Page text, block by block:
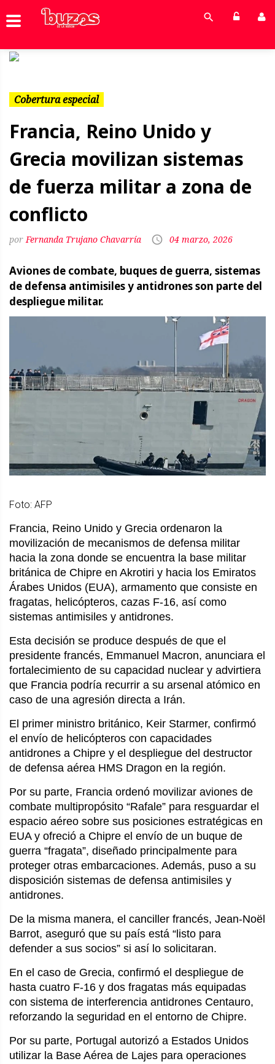
Cobertura especial
Francia, Reino Unido y
Grecia movilizan sistemas
de fuerza militar a zona de
conflicto
Fernanda Trujano Chavarría 04 marzo, 2026
Aviones de combate, buques de guerra, sistemas
de defensa antimisiles y antidrones son parte del
despliegue militar.
Foto: AFP
Francia, Reino Unido y Grecia ordenaron la
movilización de mecanismos de defensa militar
hacia la zona donde se encuentra la base militar
británica de Chipre en Akrotiri y hacia los Emiratos
Árabes Unidos (EUA), armamento que consiste en
fragatas, helicópteros, cazas F-16, así como
sistemas antimisiles y antidrones.
Esta decisión se produce después de que el
presidente francés, Emmanuel Macron, anunciara el
fortalecimiento de su capacidad nuclear y advirtiera
que Francia podría recurrir a su arsenal atómico en
caso de una agresión directa a Irán.
El primer ministro británico, Keir Starmer, confirmó
el envío de helicópteros con capacidades
antidrones a Chipre y el despliegue del destructor
de defensa aérea HMS Dragon en la región.
Por su parte, Francia ordenó movilizar aviones de
combate multipropósito “Rafale” para resguardar el
espacio aéreo sobre sus posiciones estratégicas en
EUA y ofreció a Chipre el envío de un buque de
guerra “fragata”, diseñado principalmente para
proteger otras embarcaciones. Además, puso a su
disposición sistemas de defensa antimisiles y
antidrones.
De la misma manera, el canciller francés, Jean-Noël
Barrot, aseguró que su país está “listo para
defender a sus socios” si así lo solicitaran.
En el caso de Grecia, confirmó el despliegue de
hasta cuatro F-16 y dos fragatas más equipadas
con sistema de interferencia antidrones Centauro,
reforzando la seguridad en el entorno de Chipre.
Por su parte, Portugal autorizó a Estados Unidos
utilizar la Base Aérea de Lajes para operaciones